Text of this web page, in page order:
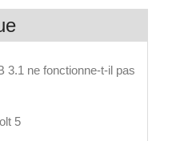
3.1 ne fonctionne-t-il pas
5